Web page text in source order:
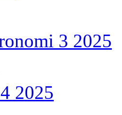
3 2025
2025